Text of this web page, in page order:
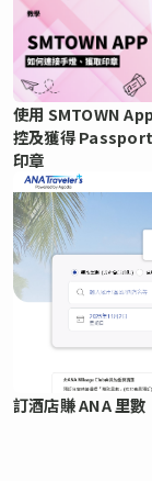
使用 SMTOWN
控及獲得
印章
訂酒店賺 ANA 里